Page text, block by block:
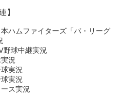
】
ハムファイターズ「パ・リーグ
野球中継実況
況
実況
実況
ス実況